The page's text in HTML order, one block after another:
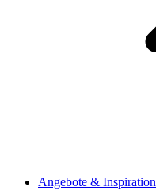
Angebote & Inspiration